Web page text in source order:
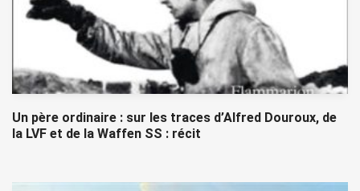
Un père ordinaire : sur les traces d’Alfred Douroux, de
la LVF et de la Waffen SS : récit